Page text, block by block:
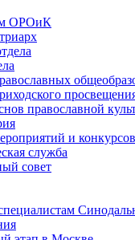
ОРОиК
православной
и конкурсов
служба
совет